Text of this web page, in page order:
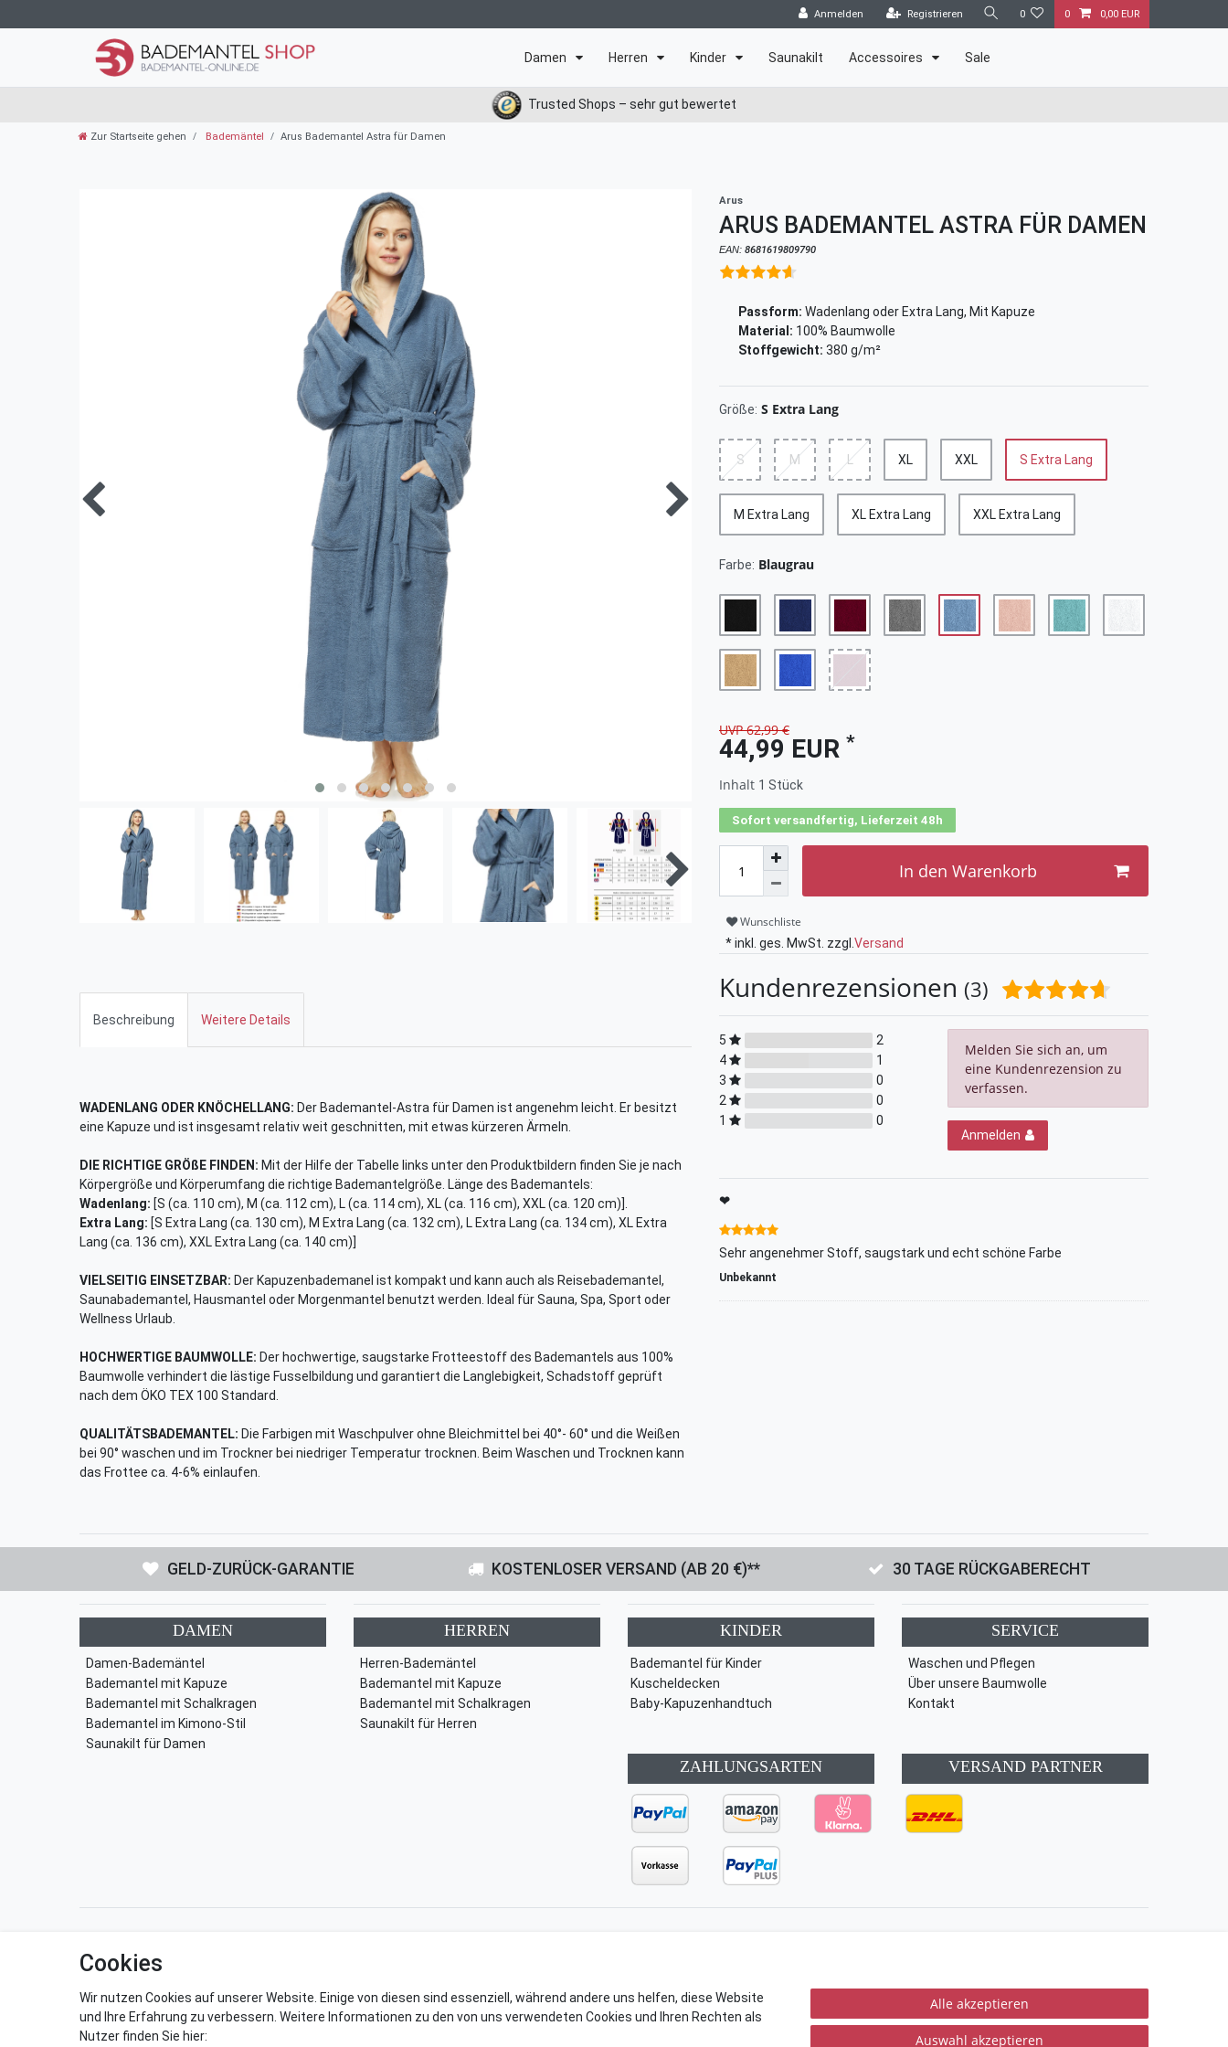
Anmelden Registrieren 0 0 0,00 EUR
Damen Herren Kinder Saunakilt Accessoires Sale
Trusted Shops – sehr gut bewertet
Zur Startseite gehen Bademäntel Arus Bademantel Astra für Damen
Arus
ARUS BADEMANTEL ASTRA FÜR DAMEN
EAN: 8681619809790
Passform: Wadenlang oder Extra Lang, Mit Kapuze
Material: 100% Baumwolle
Stoffgewicht: 380 g/m²
Größe: S Extra Lang
S M XL XXL S Extra Lang
M Extra Lang XL Extra Lang XXL Extra Lang
Farbe: Blaugrau
UVP 62,99 €
44,99 EUR *
Inhalt 1 Stück
Sofort versandfertig, Lieferzeit 48h
In den Warenkorb
Wunschliste
* inkl. ges. MwSt. zzgl.Versand
Beschreibung Weitere Details
WADENLANG ODER KNÖCHELLANG: Der Bademantel-Astra für Damen ist angenehm leicht. Er besitzt
eine Kapuze und ist insgesamt relativ weit geschnitten, mit etwas kürzeren Ärmeln.
DIE RICHTIGE GRÖßE FINDEN: Mit der Hilfe der Tabelle links unter den Produktbildern finden Sie je nach
Körpergröße und Körperumfang die richtige Bademantelgröße. Länge des Bademantels:
Wadenlang: [S (ca. 110 cm), M (ca. 112 cm), L (ca. 114 cm), XL (ca. 116 cm), XXL (ca. 120 cm)].
Extra Lang: [S Extra Lang (ca. 130 cm), M Extra Lang (ca. 132 cm), L Extra Lang (ca. 134 cm), XL Extra
Lang (ca. 136 cm), XXL Extra Lang (ca. 140 cm)]
VIELSEITIG EINSETZBAR: Der Kapuzenbademanel ist kompakt und kann auch als Reisebademantel,
Saunabademantel, Hausmantel oder Morgenmantel benutzt werden. Ideal für Sauna, Spa, Sport oder
Wellness Urlaub.
HOCHWERTIGE BAUMWOLLE: Der hochwertige, saugstarke Frotteestoff des Bademantels aus 100%
Baumwolle verhindert die lästige Fusselbildung und garantiert die Langlebigkeit, Schadstoff geprüft
nach dem ÖKO TEX 100 Standard.
QUALITÄTSBADEMANTEL: Die Farbigen mit Waschpulver ohne Bleichmittel bei 40°- 60° und die Weißen
bei 90° waschen und im Trockner bei niedriger Temperatur trocknen. Beim Waschen und Trocknen kann
das Frottee ca. 4-6% einlaufen.
Kundenrezensionen (3)
5
2
4
1
3
0
2
0
1
0
Melden Sie sich an, um
eine Kundenrezension zu
verfassen.
Anmelden
❤
Sehr angenehmer Stoff, saugstark und echt schöne Farbe
Unbekannt
GELD-ZURÜCK-GARANTIE KOSTENLOSER VERSAND (AB 20 €)** 30 TAGE RÜCKGABERECHT
DAMEN
Damen-Bademäntel
Bademantel mit Kapuze
Bademantel mit Schalkragen
Bademantel im Kimono-Stil
Saunakilt für Damen
HERREN
Herren-Bademäntel
Bademantel mit Kapuze
Bademantel mit Schalkragen
Saunakilt für Herren
KINDER
Bademantel für Kinder
Kuscheldecken
Baby-Kapuzenhandtuch
SERVICE
Waschen und Pflegen
Über unsere Baumwolle
Kontakt
ZAHLUNGSARTEN VERSAND PARTNER
Cookies
Wir nutzen Cookies auf unserer Website. Einige von diesen sind essenziell, während andere uns helfen, diese Website
und Ihre Erfahrung zu verbessern. Weitere Informationen zu den von uns verwendeten Cookies und Ihren Rechten als
Nutzer finden Sie hier:
Alle akzeptieren
Auswahl akzeptieren